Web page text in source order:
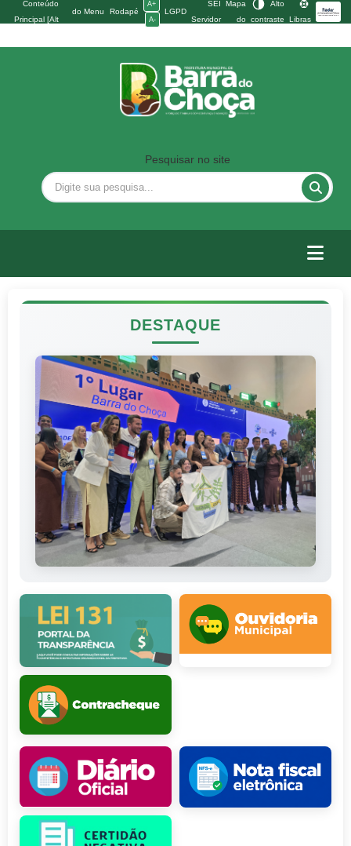
Conteúdo
Principal [Alt
do Menu
Rodapé
A+
A-
LGPD
SEI
Servidor
Mapa
do
Alto
contraste
Libras
Pesquisar no site
Previous
DESTAQUE